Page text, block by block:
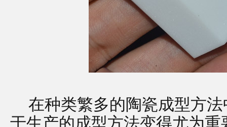
在种类繁多的陶瓷成型方法
于生产的成型方法变得尤为